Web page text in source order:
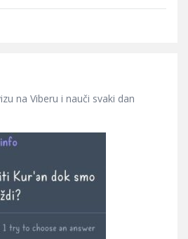
na Viberu i nauči svaki dan